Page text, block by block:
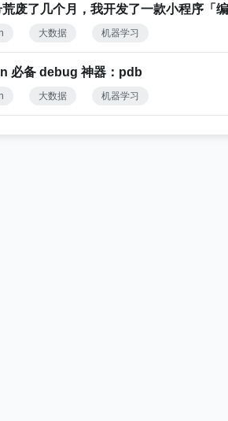
废了几个月，我开发了一款小程序「
大数据 机器学习
必备 debug 神器：pdb
大数据 机器学习